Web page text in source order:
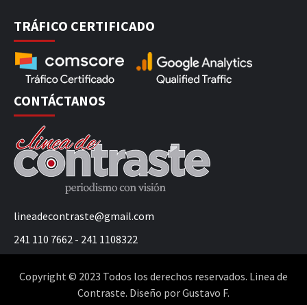
TRÁFICO CERTIFICADO
CONTÁCTANOS
lineadecontraste@gmail.com
241 110 7662 - 241 1108322
Copyright © 2023 Todos los derechos reservados. Linea de
Contraste. Diseño por Gustavo F.